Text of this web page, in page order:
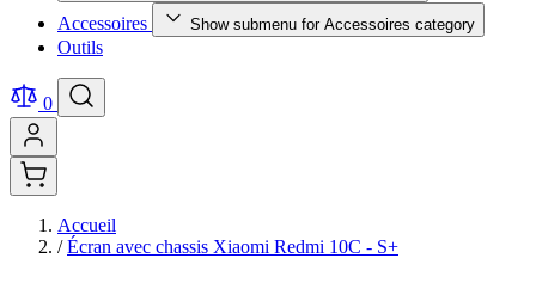
Accessoires Show submenu for Accessoires category
Outils
0
Accueil
/ Écran avec chassis Xiaomi Redmi 10C - S+